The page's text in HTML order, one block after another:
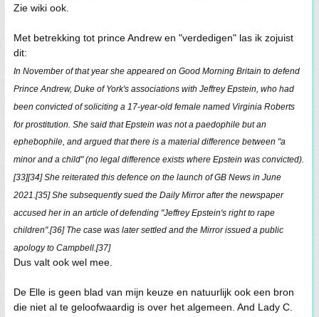
Zie wiki ook.
Met betrekking tot prince Andrew en "verdedigen" las ik zojuist
dit:
In November of that year she appeared on Good Morning Britain to defend
Prince Andrew, Duke of York's associations with Jeffrey Epstein, who had
been convicted of soliciting a 17-year-old female named Virginia Roberts
for prostitution. She said that Epstein was not a paedophile but an
ephebophile, and argued that there is a material difference between "a
minor and a child" (no legal difference exists where Epstein was convicted).
[33][34] She reiterated this defence on the launch of GB News in June
2021.[35] She subsequently sued the Daily Mirror after the newspaper
accused her in an article of defending "Jeffrey Epstein's right to rape
children".[36] The case was later settled and the Mirror issued a public
apology to Campbell.[37]
Dus valt ook wel mee.
De Elle is geen blad van mijn keuze en natuurlijk ook een bron
die niet al te geloofwaardig is over het algemeen. And Lady C.